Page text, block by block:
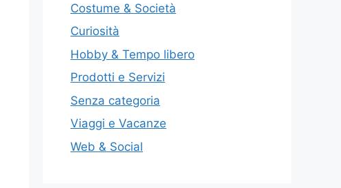
Costume & Società
Curiosità
Hobby & Tempo libero
Prodotti e Servizi
Senza categoria
Viaggi e Vacanze
Web & Social